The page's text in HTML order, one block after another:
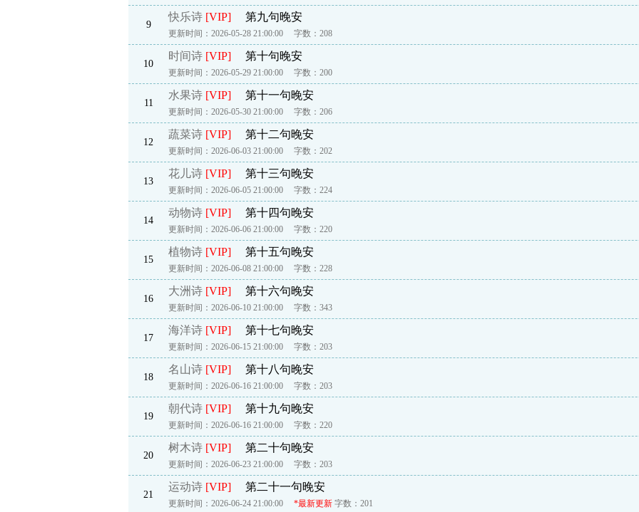
9
快乐诗 [VIP] 第九句晚安
更新时间：2026-05-28 21:00:00 字数：208
10
时间诗 [VIP] 第十句晚安
更新时间：2026-05-29 21:00:00 字数：200
11
水果诗 [VIP] 第十一句晚安
更新时间：2026-05-30 21:00:00 字数：206
12
蔬菜诗 [VIP] 第十二句晚安
更新时间：2026-06-03 21:00:00 字数：202
13
花儿诗 [VIP] 第十三句晚安
更新时间：2026-06-05 21:00:00 字数：224
14
动物诗 [VIP] 第十四句晚安
更新时间：2026-06-06 21:00:00 字数：220
15
植物诗 [VIP] 第十五句晚安
更新时间：2026-06-08 21:00:00 字数：228
16
大洲诗 [VIP] 第十六句晚安
更新时间：2026-06-10 21:00:00 字数：343
17
海洋诗 [VIP] 第十七句晚安
更新时间：2026-06-15 21:00:00 字数：203
18
名山诗 [VIP] 第十八句晚安
更新时间：2026-06-16 21:00:00 字数：203
19
朝代诗 [VIP] 第十九句晚安
更新时间：2026-06-16 21:00:00 字数：220
20
树木诗 [VIP] 第二十句晚安
更新时间：2026-06-23 21:00:00 字数：203
21
运动诗 [VIP] 第二十一句晚安
更新时间：2026-06-24 21:00:00 *最新更新 字数：201